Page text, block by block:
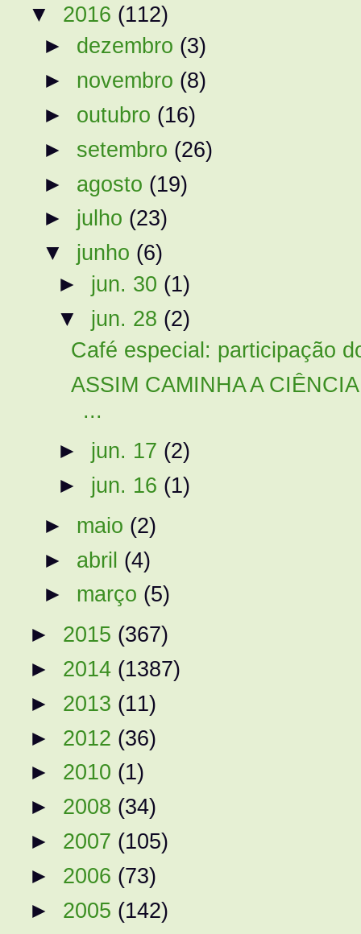
▼ 2016 (112)
► dezembro (3)
► novembro (8)
► outubro (16)
► setembro (26)
► agosto (19)
► julho (23)
▼ junho (6)
► jun. 30 (1)
▼ jun. 28 (2)
Café especial: participação
ASSIM CAMINHA A
...
► jun. 17 (2)
► jun. 16 (1)
► maio (2)
► abril (4)
► março (5)
► 2015 (367)
► 2014 (1387)
► 2013 (11)
► 2012 (36)
► 2010 (1)
► 2008 (34)
► 2007 (105)
► 2006 (73)
► 2005 (142)